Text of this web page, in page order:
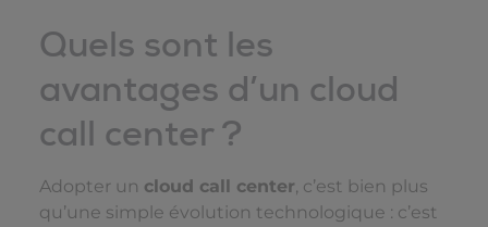
Quels sont les
avantages d’un cloud
call center ?
Adopter un cloud call center, c’est bien plus
qu’une simple évolution technologique : c’est